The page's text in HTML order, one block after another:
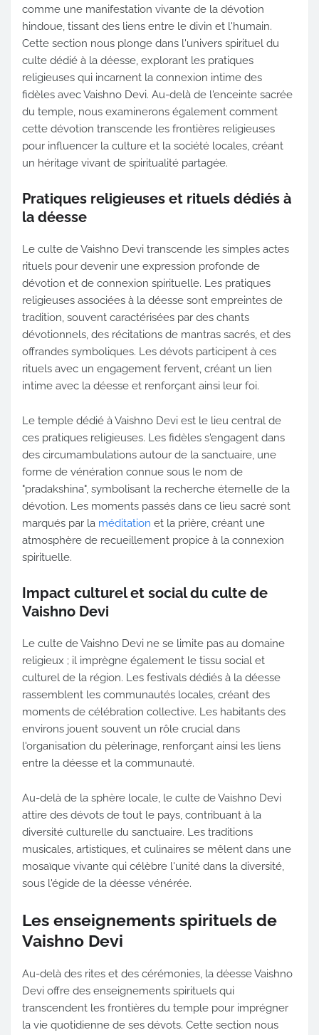
comme une manifestation vivante de la dévotion
hindoue, tissant des liens entre le divin et l'humain.
Cette section nous plonge dans l'univers spirituel du
culte dédié à la déesse, explorant les pratiques
religieuses qui incarnent la connexion intime des
fidèles avec Vaishno Devi. Au-delà de l'enceinte sacrée
du temple, nous examinerons également comment
cette dévotion transcende les frontières religieuses
pour influencer la culture et la société locales, créant
un héritage vivant de spiritualité partagée.
Pratiques religieuses et rituels dédiés à
la déesse
Le culte de Vaishno Devi transcende les simples actes
rituels pour devenir une expression profonde de
dévotion et de connexion spirituelle. Les pratiques
religieuses associées à la déesse sont empreintes de
tradition, souvent caractérisées par des chants
dévotionnels, des récitations de mantras sacrés, et des
offrandes symboliques. Les dévots participent à ces
rituels avec un engagement fervent, créant un lien
intime avec la déesse et renforçant ainsi leur foi.
Le temple dédié à Vaishno Devi est le lieu central de
ces pratiques religieuses. Les fidèles s'engagent dans
des circumambulations autour de la sanctuaire, une
forme de vénération connue sous le nom de
"pradakshina", symbolisant la recherche éternelle de la
dévotion. Les moments passés dans ce lieu sacré sont
marqués par la méditation et la prière, créant une
atmosphère de recueillement propice à la connexion
spirituelle.
Impact culturel et social du culte de
Vaishno Devi
Le culte de Vaishno Devi ne se limite pas au domaine
religieux ; il imprègne également le tissu social et
culturel de la région. Les festivals dédiés à la déesse
rassemblent les communautés locales, créant des
moments de célébration collective. Les habitants des
environs jouent souvent un rôle crucial dans
l'organisation du pèlerinage, renforçant ainsi les liens
entre la déesse et la communauté.
Au-delà de la sphère locale, le culte de Vaishno Devi
attire des dévots de tout le pays, contribuant à la
diversité culturelle du sanctuaire. Les traditions
musicales, artistiques, et culinaires se mêlent dans une
mosaïque vivante qui célèbre l'unité dans la diversité,
sous l'égide de la déesse vénérée.
Les enseignements spirituels de
Vaishno Devi
Au-delà des rites et des cérémonies, la déesse Vaishno
Devi offre des enseignements spirituels qui
transcendent les frontières du temple pour imprégner
la vie quotidienne de ses dévots. Cette section nous